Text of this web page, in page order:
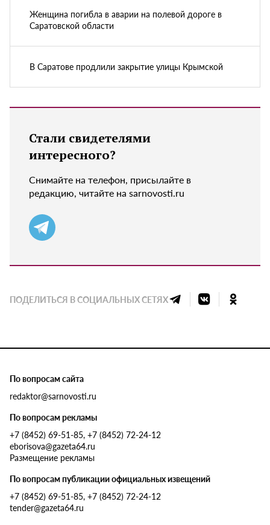
Женщина погибла в аварии на полевой дороге в
Саратовской области
В Саратове продлили закрытие улицы Крымской
Стали свидетелями
интересного?
Снимайте на телефон, присылайте в
редакцию, читайте на sarnovosti.ru
ПОДЕЛИТЬСЯ В СОЦИАЛЬНЫХ СЕТЯХ
По вопросам сайта
redaktor@sarnovosti.ru
По вопросам рекламы
+7 (8452) 69-51-85, +7 (8452) 72-24-12
eborisova@gazeta64.ru
Размещение рекламы
По вопросам публикации официальных извещений
+7 (8452) 69-51-85, +7 (8452) 72-24-12
tender@gazeta64.ru